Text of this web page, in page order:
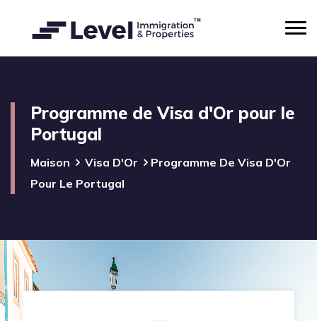
Programme de Visa d'Or pour le
Portugal
Maison Visa D'Or
Programme De Visa D'Or
Pour Le Portugal